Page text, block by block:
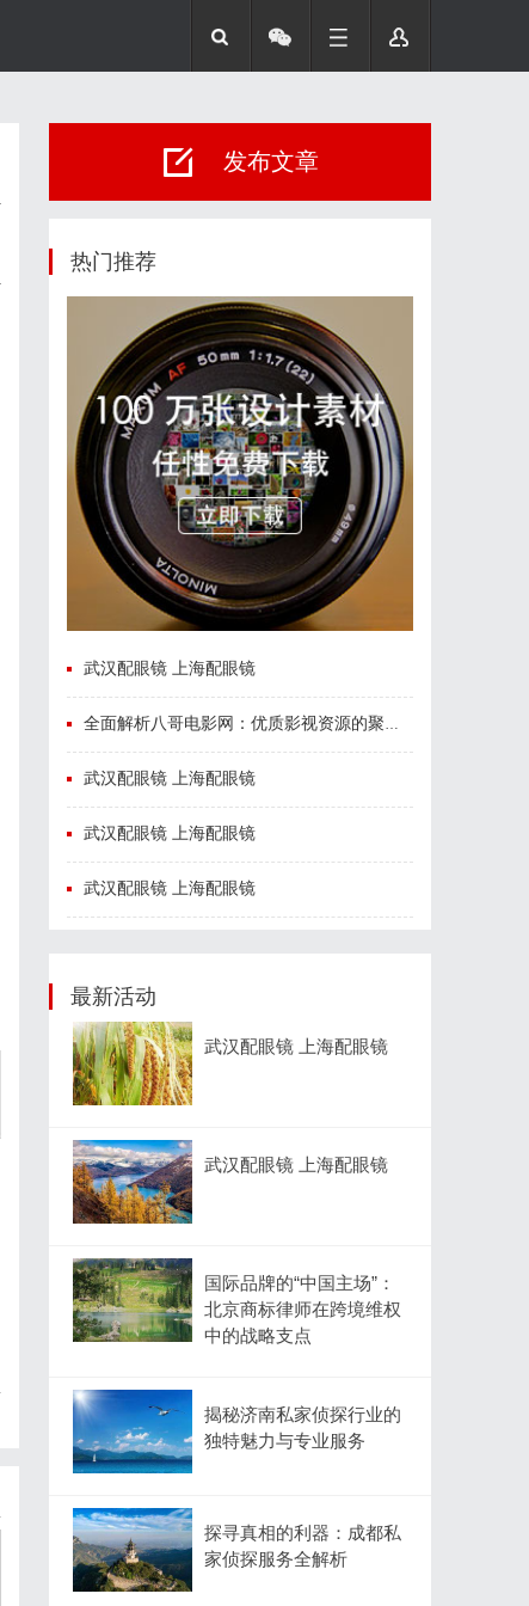
发布文章
热门推荐
武汉配眼镜 上海配眼镜
全面解析八哥电影网：优质影视资源的聚集地与观影体验升级方案
武汉配眼镜 上海配眼镜
武汉配眼镜 上海配眼镜
武汉配眼镜 上海配眼镜
最新活动
武汉配眼镜 上海配眼镜
武汉配眼镜 上海配眼镜
国际品牌的“中国主场”：
北京商标律师在跨境维权
中的战略支点
揭秘济南私家侦探行业的
独特魅力与专业服务
探寻真相的利器：成都私
家侦探服务全解析